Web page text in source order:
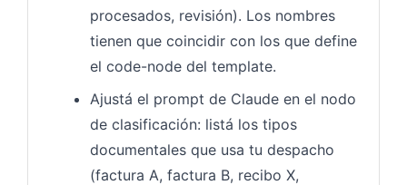
procesados, revisión). Los nombres
tienen que coincidir con los que define
el code-node del template.
Ajustá el prompt de Claude en el nodo
de clasificación: listá los tipos
documentales que usa tu despacho
(factura A, factura B, recibo X,